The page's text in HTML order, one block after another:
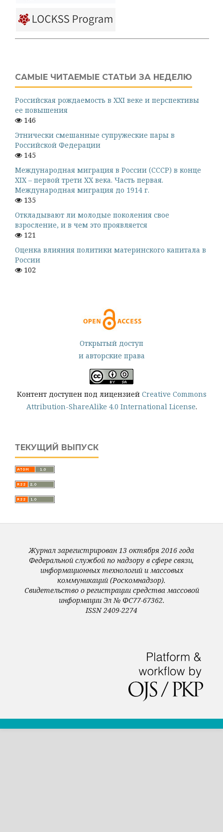
САМЫЕ ЧИТАЕМЫЕ СТАТЬИ ЗА НЕДЕЛЮ
Российская рождаемость в XXI веке и перспективы
ее повышения
146
Этнически смешанные супружеские пары в
Российской Федерации
145
Международная миграция в России (СССР) в конце
XIX – первой трети XX века. Часть первая.
Международная миграция до 1914 г.
135
Откладывают ли молодые поколения свое
взросление, и в чем это проявляется
121
Оценка влияния политики материнского капитала в
России
102
Открытый доступ
и авторские права
Контент доступен под лицензией Creative Commons
Attribution-ShareAlike 4.0 International License.
ТЕКУЩИЙ ВЫПУСК
Журнал зарегистрирован 13 октября 2016 года
Федеральной службой по надзору в сфере связи,
информационных технологий и массовых
коммуникаций (Роскомнадзор).
Свидетельство о регистрации средства массовой
информации Эл № ФС77-67362.
ISSN 2409-2274